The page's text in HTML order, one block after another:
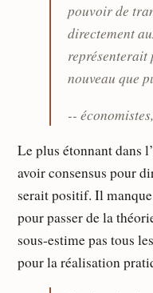
pouvoir de
directement
nouveau que
--
Le plus étonnant dans
avoir consensus pour
serait positif. Il
pour passer de la
sous-estime pas tous
pour la réalisation